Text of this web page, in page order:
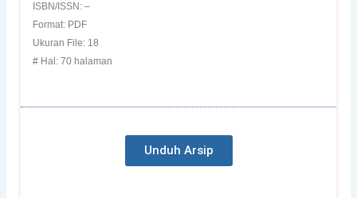
ISBN/ISSN: –
Format: PDF
Ukuran File: 18
# Hal: 70 halaman
Unduh Arsip